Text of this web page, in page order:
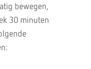
bewegen,
30 minuten